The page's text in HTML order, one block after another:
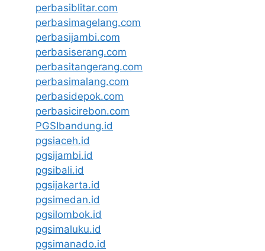
perbasiblitar.com
perbasimagelang.com
perbasijambi.com
perbasiserang.com
perbasitangerang.com
perbasimalang.com
perbasidepok.com
perbasicirebon.com
PGSIbandung.id
pgsiaceh.id
pgsijambi.id
pgsibali.id
pgsijakarta.id
pgsimedan.id
pgsilombok.id
pgsimaluku.id
pgsimanado.id